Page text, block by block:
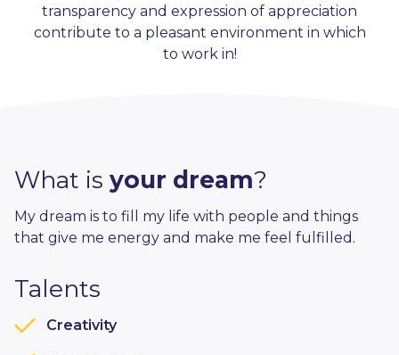
transparency and expression of appreciation
contribute to a pleasant environment in which
to work in!
What is your dream?
My dream is to fill my life with people and things
that give me energy and make me feel fulfilled.
Talents
Creativity